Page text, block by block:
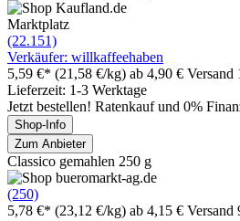
Marktplatz
(22.151)
Verkäufer: willkaffeehaben
5,59 €* (21,58 €/kg) ab 4,90 € Versand
Lieferzeit: 1-3 Werktage
Jetzt bestellen! Ratenkauf und 0%
Shop-Info
Zum Anbieter
Classico gemahlen 250 g
(250)
5,78 €* (23,12 €/kg) ab 4,15 € Versand